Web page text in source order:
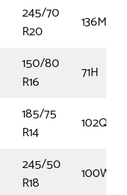
245/70
R20
136M
150/80
R16
71H
185/75
R14
102Q
245/50
R18
100W